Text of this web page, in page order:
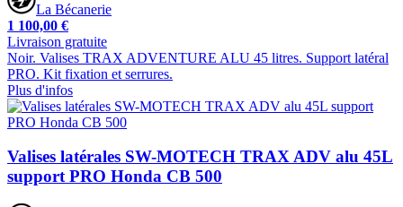
La Bécanerie
1 100,00 €
Livraison gratuite
Noir. Valises TRAX ADVENTURE ALU 45 litres. Support latéral
PRO. Kit fixation et serrures.
Plus d'infos
Valises latérales SW-MOTECH TRAX ADV alu 45L
support PRO Honda CB 500